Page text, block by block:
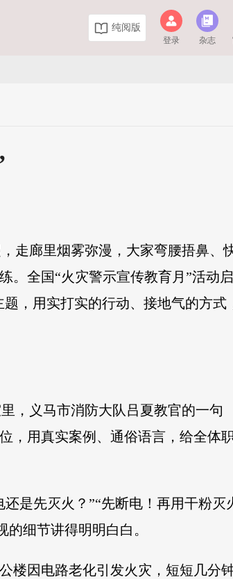
纯阅版
登录 杂志
走廊里烟雾弥漫，大家弯腰捂鼻、
全国“火灾警示宣传教育月”活动
，用实打实的行动、接地气的方式
，义马市消防大队吕夏教官的一句
，用真实案例、通俗语言，给全体
是先灭火？”“先断电！再用干粉灭
细节讲得明明白白。
楼因电路老化引发火灾，短短几分